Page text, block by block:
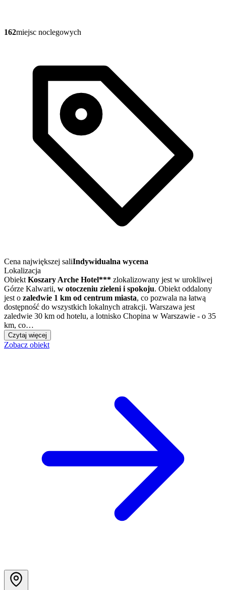
162miejsc noclegowych
Cena największej saliIndywidualna wycena
Lokalizacja
Obiekt Koszary Arche Hotel*** zlokalizowany jest w urokliwej
Górze Kalwarii, w otoczeniu zieleni i spokoju. Obiekt oddalony
jest o zaledwie 1 km od centrum miasta, co pozwala na łatwą
dostępność do wszystkich lokalnych atrakcji. Warszawa jest
zaledwie 30 km od hotelu, a lotnisko Chopina w Warszawie - o 35
km, co…
Czytaj więcej
Zobacz obiekt